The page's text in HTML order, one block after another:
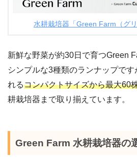
水耕栽培器「Green Farm（グ
新鮮な野菜が約30日で育つGreen
シンプルな3種類のランナップで
れるコンパクトサイズから最大60
耕栽培器まで取り揃えています。
Green Farm 水耕栽培器の